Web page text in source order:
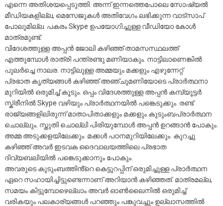
എന്നെ അതിശയപ്പെടുത്തി. അന്ന് ഇന്നത്തെപോലെ സോഷ്യൽ
മീഡിയകളില്ല, മെസേജുകൾ അതിവേഗം ലഭിക്കുന്ന വാട്സാപ്
പോലുമില്ല. പകരം Skype ഉപയോഗിച്ചുള്ള വീഡിയോ കോൾ
മാത്രമുണ്ട്.
വിദേശത്തുള്ള അപ്പൻ ജോലി കഴിഞ്ഞ് താമസസ്ഥലത്ത്
എത്തുമ്പോൾ രാത്രി പന്ത്രണ്ടു മണിയാകും. നാട്ടിലാണെങ്കിൽ
പുലർച്ചെ നാലര. നാട്ടിലുള്ള അമ്മയും മക്കളും എഴുന്നേറ്റ്
പ്രഭാത കൃത്യങ്ങൾ കഴിഞ്ഞ് അഞ്ചുമണിയോടെ പ്രാർത്ഥനാ
മുറിയിൽ ഒരുമിച്ച് കൂടും. ഒപ്പം വിദേശത്തുള്ള അപ്പൻ കമ്പ്യൂട്ടർ
സ്ക്രീനിൽ Skype വഴിയും പ്രാർത്ഥനയിൽ പങ്കെടുക്കും. രണ്ട്
രാജ്യങ്ങളിലിരുന്ന് മാതാപിതാക്കളും മക്കളും കുടുംബപ്രാർത്ഥന
ചൊല്ലും. സ്തുതി ചൊല്ലി പിരിയുമ്പോൾ അപ്പൻ ഉറങ്ങാൻ പോകും.
അമ്മ അടുക്കളയിലേക്കും. മക്കൾ പഠനമുറിയിലേക്കും. കുറച്ചു
കഴിഞ്ഞ് അവർ ഇടവക ദൈവാലയത്തിലെ പ്രഭാത
ദിവ്യബലിയിൽ പങ്കെടുക്കാനും പോകും.
അവരുടെ കുടുംബത്തിൻ്റെ കെട്ടുറപ്പിന് ഒരുമിച്ചുള്ള പ്രാർത്ഥന
ഏറെ സഹായിച്ചിട്ടുണ്ടെന്നാണ് അറിയാൻ കഴിഞ്ഞത്. മാത്രമല്ല,
സമയം കിട്ടുമ്പോഴെല്ലാം അവർ ഓൺലൈനിൽ ഒരുമിച്ച്
വരികയും പലകാര്യങ്ങൾ പറഞ്ഞും പങ്കുവച്ചും ഉല്ലാസത്തിൽ